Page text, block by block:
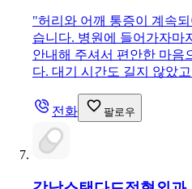
"허리와 어깨 통증이 계속
습니다. 병원에 들어가자마
안내해 주셔서 편안한 마음
다. 대기 시간도 길지 않았
전화 팔로우